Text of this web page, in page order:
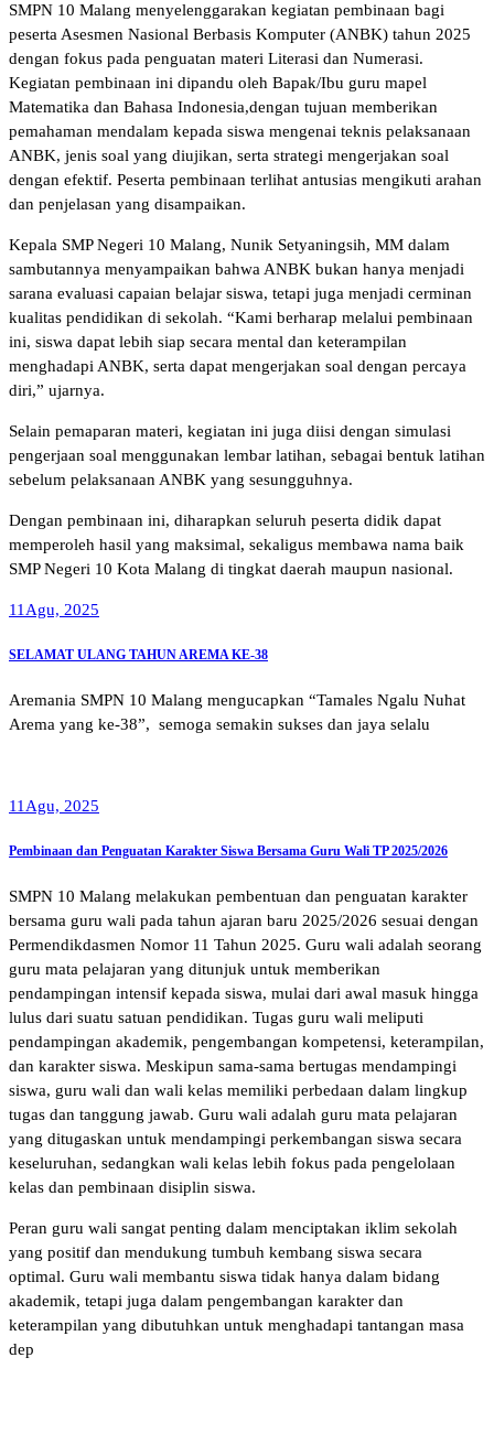
SMPN 10 Malang menyelenggarakan kegiatan pembinaan bagi
peserta Asesmen Nasional Berbasis Komputer (ANBK) tahun 2025
dengan fokus pada penguatan materi Literasi dan Numerasi.
Kegiatan pembinaan ini dipandu oleh Bapak/Ibu guru mapel
Matematika dan Bahasa Indonesia,dengan tujuan memberikan
pemahaman mendalam kepada siswa mengenai teknis pelaksanaan
ANBK, jenis soal yang diujikan, serta strategi mengerjakan soal
dengan efektif. Peserta pembinaan terlihat antusias mengikuti arahan
dan penjelasan yang disampaikan.
Kepala SMP Negeri 10 Malang, Nunik Setyaningsih, MM dalam
sambutannya menyampaikan bahwa ANBK bukan hanya menjadi
sarana evaluasi capaian belajar siswa, tetapi juga menjadi cerminan
kualitas pendidikan di sekolah. “Kami berharap melalui pembinaan
ini, siswa dapat lebih siap secara mental dan keterampilan
menghadapi ANBK, serta dapat mengerjakan soal dengan percaya
diri,” ujarnya.
Selain pemaparan materi, kegiatan ini juga diisi dengan simulasi
pengerjaan soal menggunakan lembar latihan, sebagai bentuk latihan
sebelum pelaksanaan ANBK yang sesungguhnya.
Dengan pembinaan ini, diharapkan seluruh peserta didik dapat
memperoleh hasil yang maksimal, sekaligus membawa nama baik
SMP Negeri 10 Kota Malang di tingkat daerah maupun nasional.
11Agu, 2025
SELAMAT ULANG TAHUN AREMA KE-38
Aremania SMPN 10 Malang mengucapkan “Tamales Ngalu Nuhat
Arema yang ke-38”, semoga semakin sukses dan jaya selalu
11 Agu, 2025
Pembinaan dan Penguatan Karakter Siswa Bersama Guru Wali TP 2025/2026
SMPN 10 Malang melakukan pembentuan dan penguatan karakter
bersama guru wali pada tahun ajaran baru 2025/2026 sesuai dengan
Permendikdasmen Nomor 11 Tahun 2025. Guru wali adalah seorang
guru mata pelajaran yang ditunjuk untuk memberikan
pendampingan intensif kepada siswa, mulai dari awal masuk hingga
lulus dari suatu satuan pendidikan. Tugas guru wali meliputi
pendampingan akademik, pengembangan kompetensi, keterampilan,
dan karakter siswa. Meskipun sama-sama bertugas mendampingi
siswa, guru wali dan wali kelas memiliki perbedaan dalam lingkup
tugas dan tanggung jawab. Guru wali adalah guru mata pelajaran
yang ditugaskan untuk mendampingi perkembangan siswa secara
keseluruhan, sedangkan wali kelas lebih fokus pada pengelolaan
kelas dan pembinaan disiplin siswa.
Peran guru wali sangat penting dalam menciptakan iklim sekolah
yang positif dan mendukung tumbuh kembang siswa secara
optimal. Guru wali membantu siswa tidak hanya dalam bidang
akademik, tetapi juga dalam pengembangan karakter dan
keterampilan yang dibutuhkan untuk menghadapi tantangan masa
dep